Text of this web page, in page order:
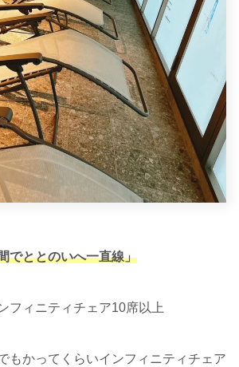
でととのいへ一直線」
フィニティチェア10席以上
もかってくらいインフィニティチェア